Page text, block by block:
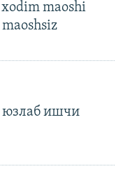
maoshi
юзлаб ишчи